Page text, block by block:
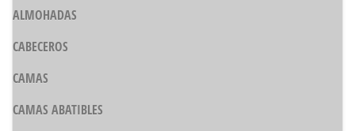
ALMOHADAS
CABECEROS
CAMAS
CAMAS ABATIBLES